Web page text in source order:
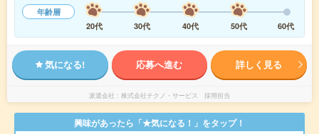
年齢層
20代
30代 40代 50代 60代
気になる! 応募へ進む 詳しく見る
派遣会社 株式会社テクノ・サービス 採用担当
興味があったら「★気になる！」をタップ！